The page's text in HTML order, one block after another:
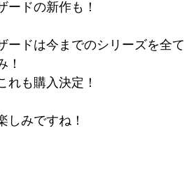
ードの新作も！
ードは今までのシリーズを全て
！
れも購入決定！
しみですね！